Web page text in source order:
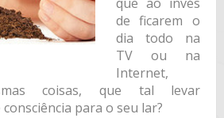
de ficarem o
dia todo na
TV ou na
Internet,
coisas, que tal levar
para o seu lar?